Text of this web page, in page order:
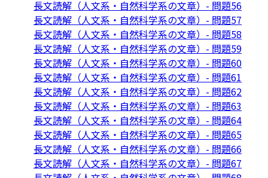
長文読解（人文系・自然科学系の文章）- 問題56
長文読解（人文系・自然科学系の文章）- 問題57
長文読解（人文系・自然科学系の文章）- 問題58
長文読解（人文系・自然科学系の文章）- 問題59
長文読解（人文系・自然科学系の文章）- 問題60
長文読解（人文系・自然科学系の文章）- 問題61
長文読解（人文系・自然科学系の文章）- 問題62
長文読解（人文系・自然科学系の文章）- 問題63
長文読解（人文系・自然科学系の文章）- 問題64
長文読解（人文系・自然科学系の文章）- 問題65
長文読解（人文系・自然科学系の文章）- 問題66
長文読解（人文系・自然科学系の文章）- 問題67